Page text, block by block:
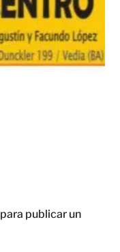
para publicar un